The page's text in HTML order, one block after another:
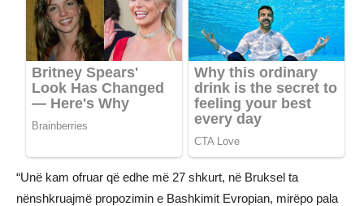
“Unë kam ofruar që edhe më 27 shkurt, në Bruksel ta
nënshkruajmë propozimin e Bashkimit Evropian, mirëpo pala